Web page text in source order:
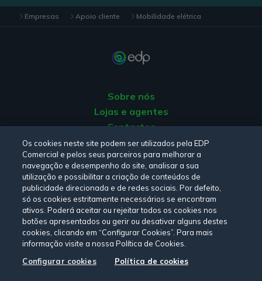
Empresas Apoio cliente Mobilidade elétrica
Sobre nós
Lojas e agentes
Contactos
Apoio ao Cliente
Origem da energia
Livro de Reclamações
Consulte a nossaPolítica de privacidade, Política de cookies
Termos e CondiçõeseDeclaração de Acessibilidade.
Os cookies neste site podem ser utilizados pela EDP
Comercial e pelos seus parceiros para melhorar a
navegação e desempenho do site, analisar a sua
utilização e possibilitar a criação de conteúdos de
publicidade direcionada e de redes sociais. Por defeito,
só os cookies estritamente necessários se encontram
ativos. Poderá aceitar ou rejeitar todos os cookies nos
botões apresentados ou gerir ou desativar alguns destes
cookies, clicando em “Configurar Cookies”. Para mais
informação visite a nossa Política de Cookies.
Configurar cookies
Política de cookies